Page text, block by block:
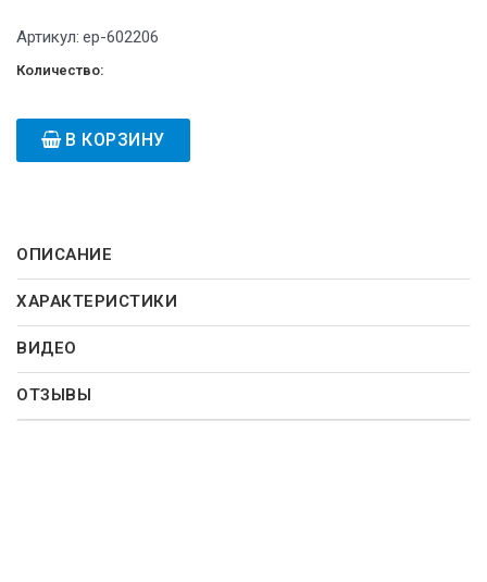
Артикул: ep-602206
Количество:
В КОРЗИНУ
ОПИСАНИЕ
ХАРАКТЕРИСТИКИ
ВИДЕО
ОТЗЫВЫ